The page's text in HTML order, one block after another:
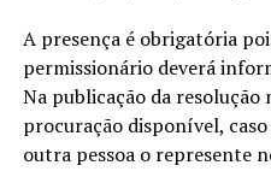
A presença é obrigatória
permissionário deverá
Na publicação da resolução
procuração disponível,
outra pessoa o represente